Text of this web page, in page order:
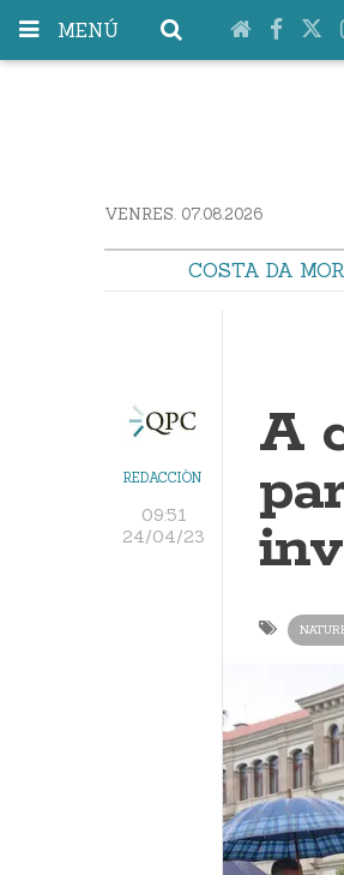
MENÚ
VENRES. 07.08.2026
COSTA DA
REDACCIÓN
09:51
24/04/23
A